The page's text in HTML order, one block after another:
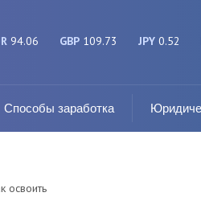
94.06 GBP 109.73 JPY 0.52
Способы заработка
освоить